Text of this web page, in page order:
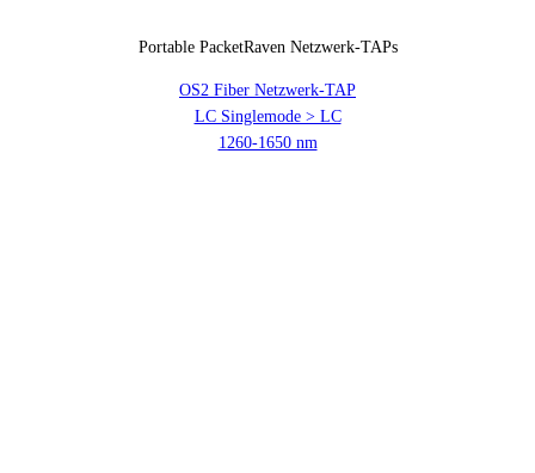
Portable PacketRaven Netzwerk-TAPs
OS2 Fiber Netzwerk-TAP
LC Singlemode > LC
1260-1650 nm